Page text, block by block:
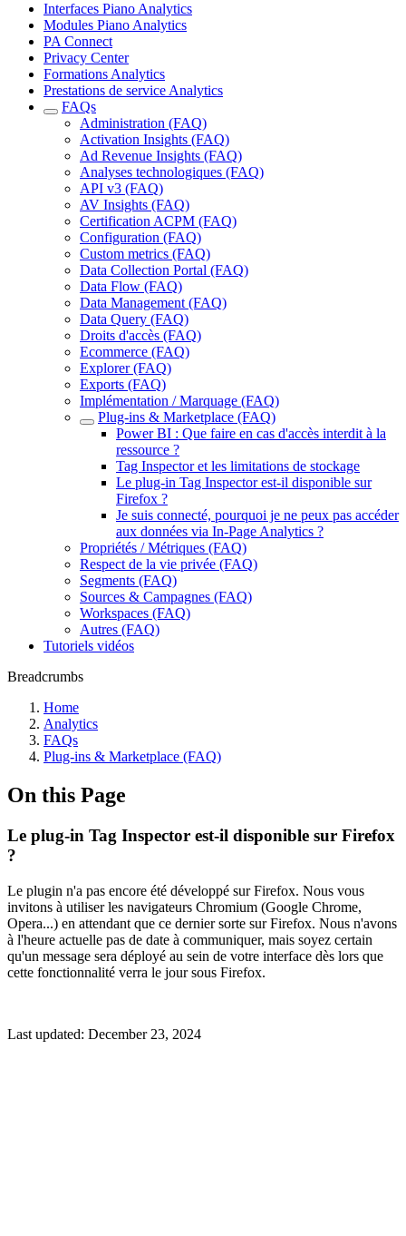
Interfaces Piano Analytics
Modules Piano Analytics
PA Connect
Privacy Center
Formations Analytics
Prestations de service Analytics
FAQs
Administration (FAQ)
Activation Insights (FAQ)
Ad Revenue Insights (FAQ)
Analyses technologiques (FAQ)
API v3 (FAQ)
AV Insights (FAQ)
Certification ACPM (FAQ)
Configuration (FAQ)
Custom metrics (FAQ)
Data Collection Portal (FAQ)
Data Flow (FAQ)
Data Management (FAQ)
Data Query (FAQ)
Droits d'accès (FAQ)
Ecommerce (FAQ)
Explorer (FAQ)
Exports (FAQ)
Implémentation / Marquage (FAQ)
Plug-ins & Marketplace (FAQ)
Power BI : Que faire en cas d'accès interdit à la
ressource ?
Tag Inspector et les limitations de stockage
Le plug-in Tag Inspector est-il disponible sur
Firefox ?
Je suis connecté, pourquoi je ne peux pas accéder
aux données via In-Page Analytics ?
Propriétés / Métriques (FAQ)
Respect de la vie privée (FAQ)
Segments (FAQ)
Sources & Campagnes (FAQ)
Workspaces (FAQ)
Autres (FAQ)
Tutoriels vidéos
Breadcrumbs
Home
Analytics
FAQs
Plug-ins & Marketplace (FAQ)
On this Page
Le plug-in Tag Inspector est-il disponible sur Firefox
?
Le plugin n'a pas encore été développé sur Firefox. Nous vous
invitons à utiliser les navigateurs Chromium (Google Chrome,
Opera...) en attendant que ce dernier sorte sur Firefox. Nous n'avons
à l'heure actuelle pas de date à communiquer, mais soyez certain
qu'un message sera déployé au sein de votre interface dès lors que
cette fonctionnalité verra le jour sous Firefox.
Last updated: December 23, 2024